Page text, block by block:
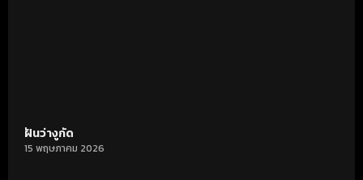
ฝันว่างูกัด
15 พฤษภาคม 2026